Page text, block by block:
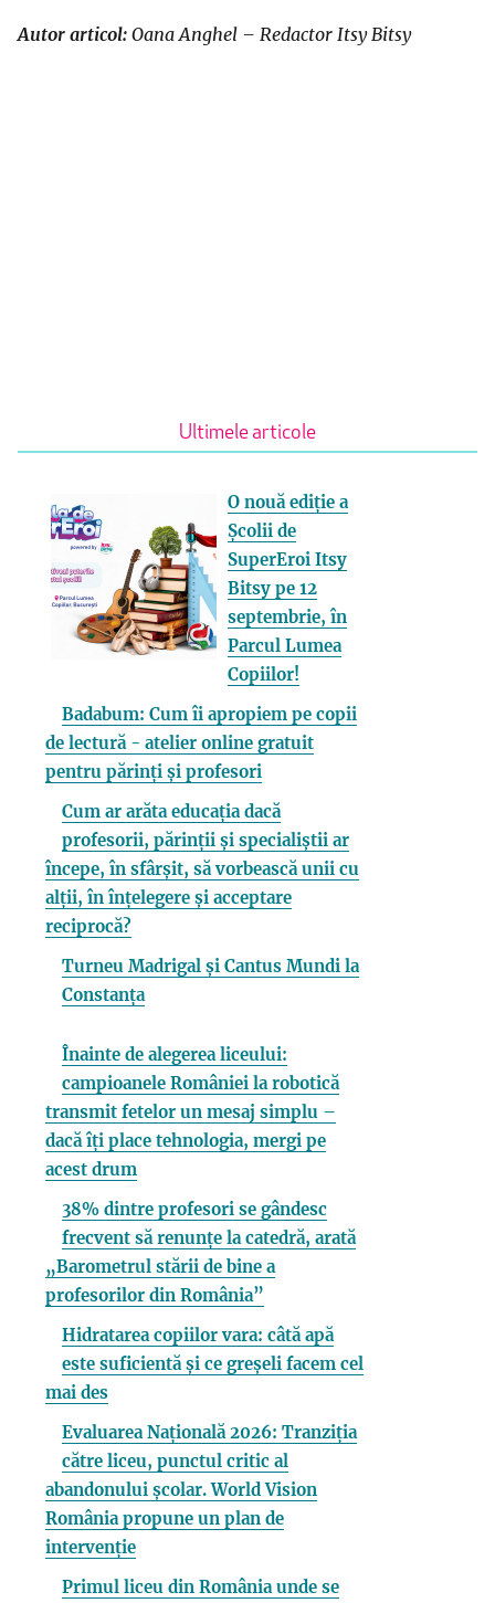
Autor articol: Oana Anghel – Redactor Itsy Bitsy
Ultimele articole
O nouă ediție a
Școlii de
SuperEroi Itsy
Bitsy pe 12
septembrie, în
Parcul Lumea
Copiilor!
Badabum: Cum îi apropiem pe copii
de lectură - atelier online gratuit
pentru părinți și profesori
Cum ar arăta educația dacă
profesorii, părinții și specialiștii ar
începe, în sfârșit, să vorbească unii cu
alții, în înțelegere și acceptare
reciprocă?
Turneu Madrigal și Cantus Mundi la
Constanța
Înainte de alegerea liceului:
campioanele României la robotică
transmit fetelor un mesaj simplu –
dacă îți place tehnologia, mergi pe
acest drum
38% dintre profesori se gândesc
frecvent să renunțe la catedră, arată
„Barometrul stării de bine a
profesorilor din România”
Hidratarea copiilor vara: câtă apă
este suficientă și ce greșeli facem cel
mai des
Evaluarea Națională 2026: Tranziția
către liceu, punctul critic al
abandonului școlar. World Vision
România propune un plan de
intervenție
Primul liceu din România unde se